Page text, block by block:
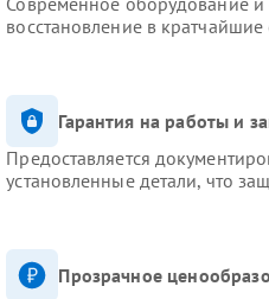
восстановление в
Гарантия на работы и
Предоставляется
установленные детали, что
Прозрачное